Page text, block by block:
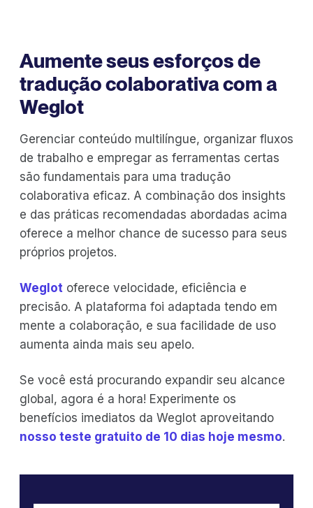
Aumente seus esforços de
tradução colaborativa com a
Weglot
Gerenciar conteúdo multilíngue, organizar fluxos
de trabalho e empregar as ferramentas certas
são fundamentais para uma tradução
colaborativa eficaz. A combinação dos insights
e das práticas recomendadas abordadas acima
oferece a melhor chance de sucesso para seus
próprios projetos.
Weglot oferece velocidade, eficiência e
precisão. A plataforma foi adaptada tendo em
mente a colaboração, e sua facilidade de uso
aumenta ainda mais seu apelo.
Se você está procurando expandir seu alcance
global, agora é a hora! Experimente os
benefícios imediatos da Weglot aproveitando
nosso teste gratuito de 10 dias hoje mesmo.